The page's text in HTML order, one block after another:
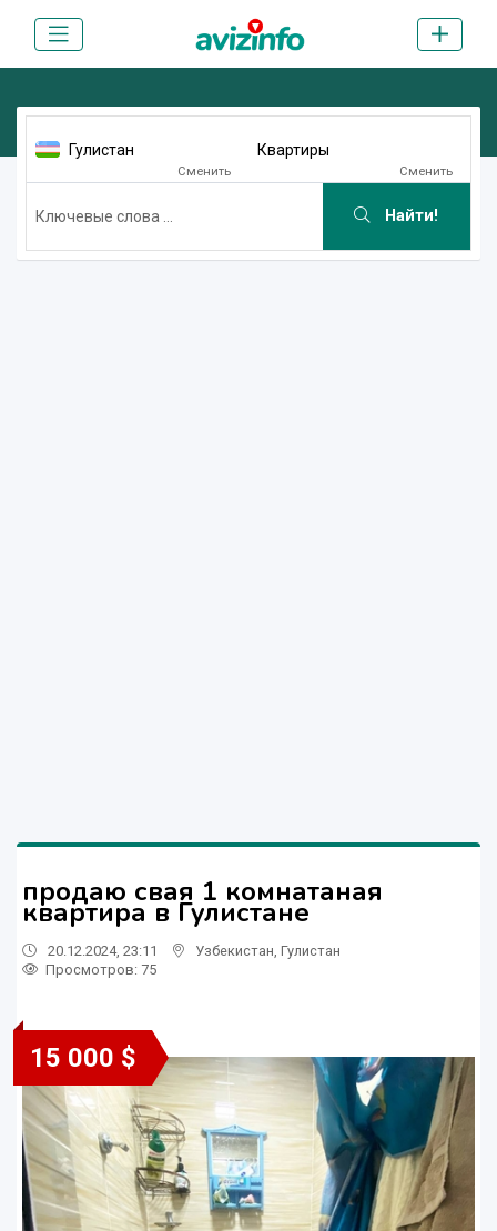
Гулистан
Сменить
Квартиры
Сменить
Найти!
продаю свая 1 комнатаная
квартира в Гулистане
20.12.2024, 23:11 Узбекистан Гулистан
Просмотров: 75
15 000 $